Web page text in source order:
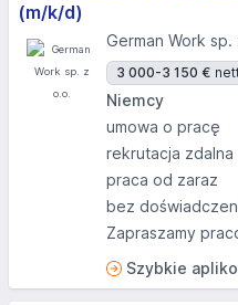
(m/k/d)
German Work sp.
3 000-3 150 €
Niemcy
umowa o pracę
rekrutacja zdalna
praca od zaraz
bez
Zapraszamy
Szybkie